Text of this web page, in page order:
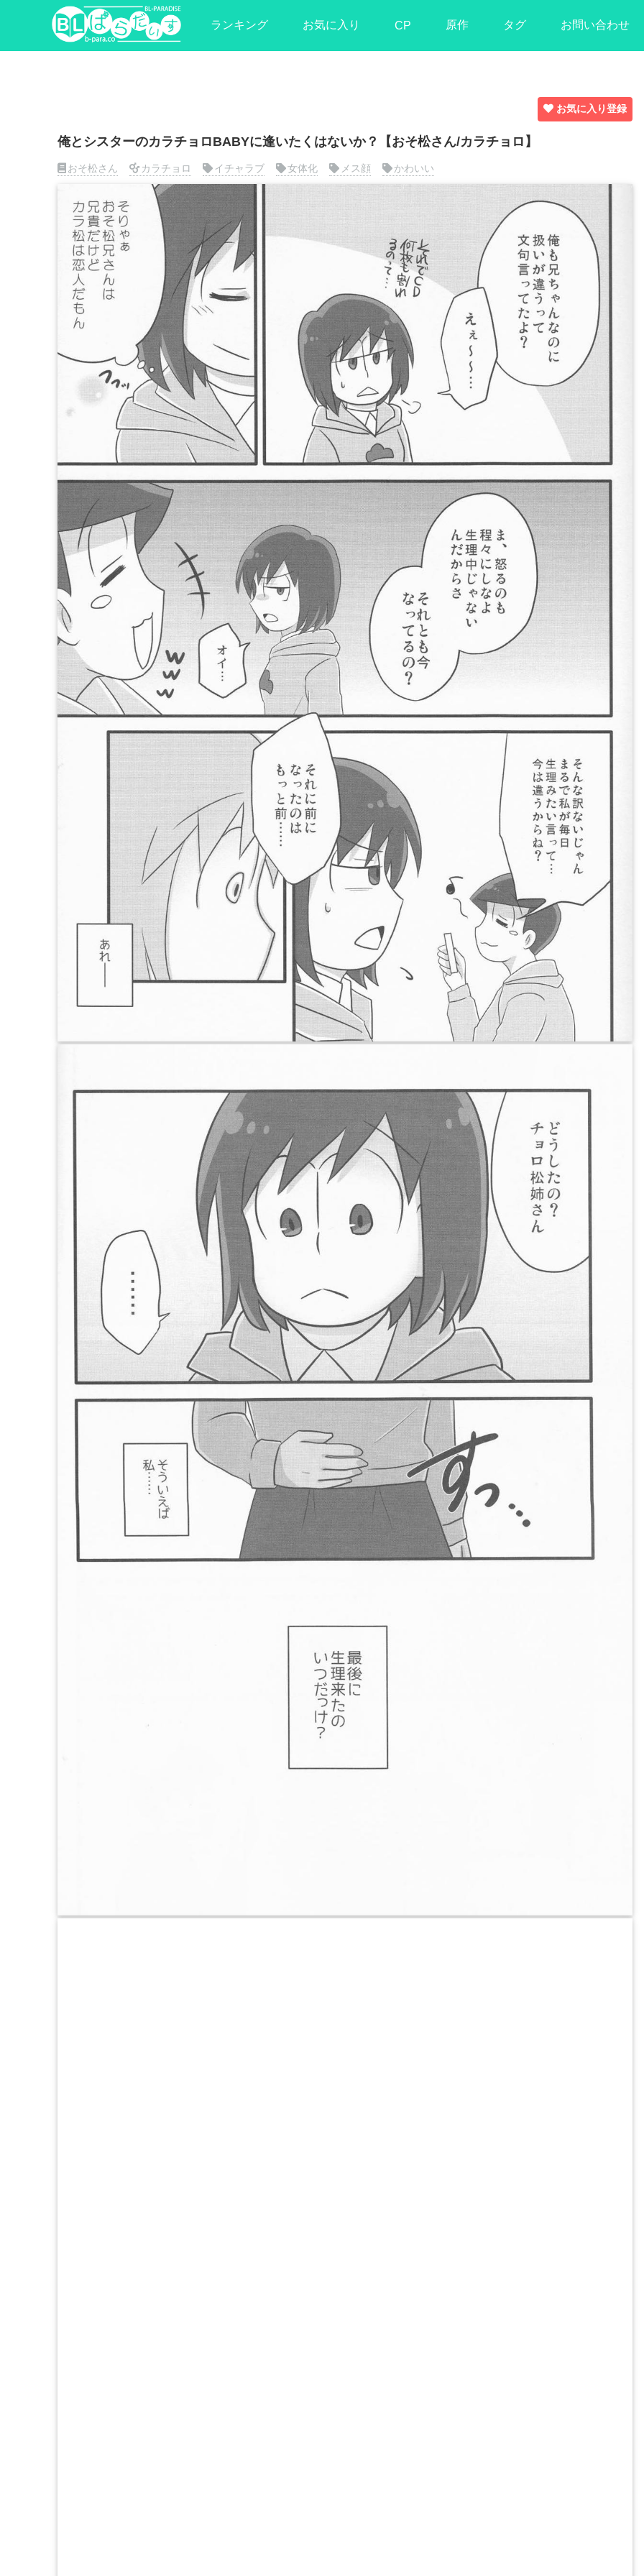
ランキング お気に入り CP 原作 タグ お問い合わせ
お気に入り登録
俺とシスターのカラチョロBABYに逢いたくはないか？【おそ松さん/カラチョロ】
おそ松さん カラチョロ イチャラブ 女体化 メス顔 かわいい